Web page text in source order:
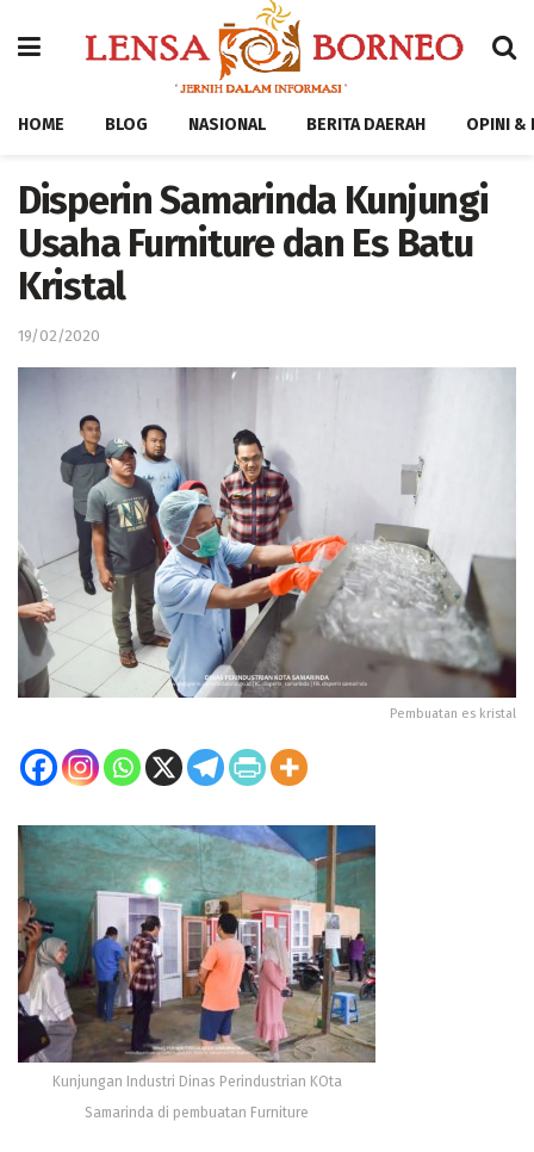
HOME BLOG NASIONAL BERITA DAERAH OPINI &
Disperin Samarinda Kunjungi
Usaha Furniture dan Es Batu
Kristal
19/02/2020
Pembuatan es kristal
Kunjungan Industri Dinas Perindustrian KOta
Samarinda di pembuatan Furniture